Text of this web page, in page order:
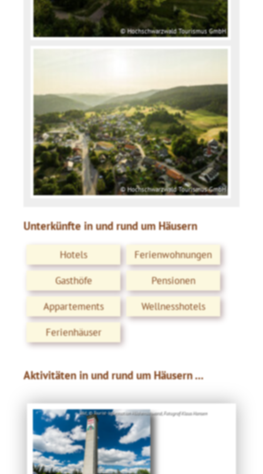
© Hochschwarzwald Tourismus GmbH
© Hochschwarzwald Tourismus GmbH
Unterkünfte in und rund um Häusern
Hotels
Ferienwohnungen
Gasthöfe
Pensionen
Appartements
Wellnesshotels
Ferienhäuser
Aktivitäten in und rund um Häusern ...
Bild: © Tourist-Information Höchenschwand, Fotograf Klaus Hansen